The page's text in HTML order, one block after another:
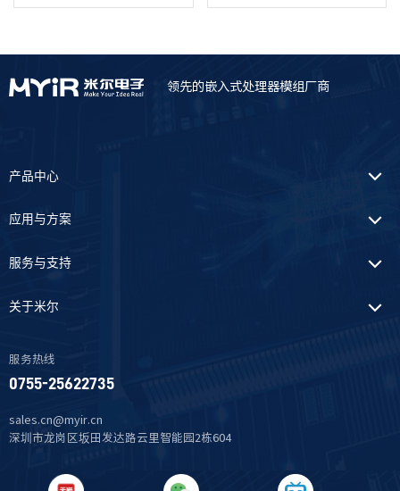
领先的嵌入式处理器模组厂商
产品中心
应用与方案
服务与支持
关于米尔
服务热线
0755-25622735
sales.cn@myir.cn
深圳市龙岗区坂田发达路云里智能园2栋604